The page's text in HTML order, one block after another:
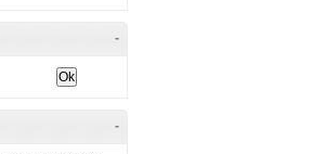
-
-